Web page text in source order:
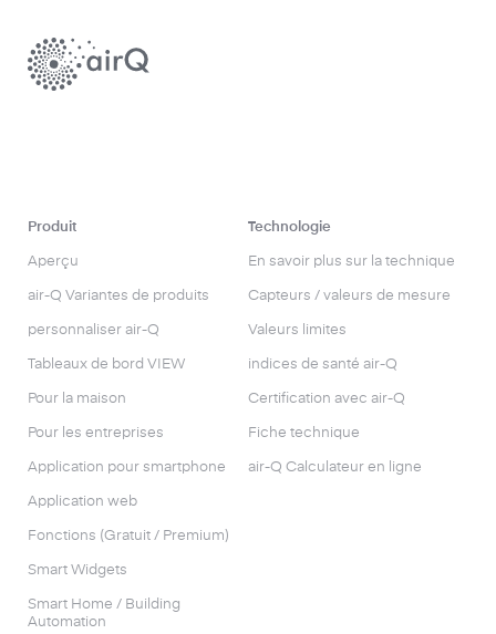
Produit
Aperçu
air-Q Variantes de produits
personnaliser air-Q
Tableaux de bord VIEW
Pour la maison
Pour les entreprises
Application pour smartphone
Application web
Fonctions (Gratuit / Premium)
Smart Widgets
Smart Home / Building
Automation
Technologie
En savoir plus sur la technique
Capteurs / valeurs de mesure
Valeurs limites
indices de santé air-Q
Certification avec air-Q
Fiche technique
air-Q Calculateur en ligne